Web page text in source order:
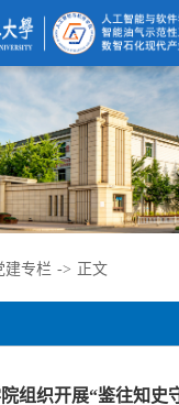
建专栏 -> 正文
组织开展“鉴往知史